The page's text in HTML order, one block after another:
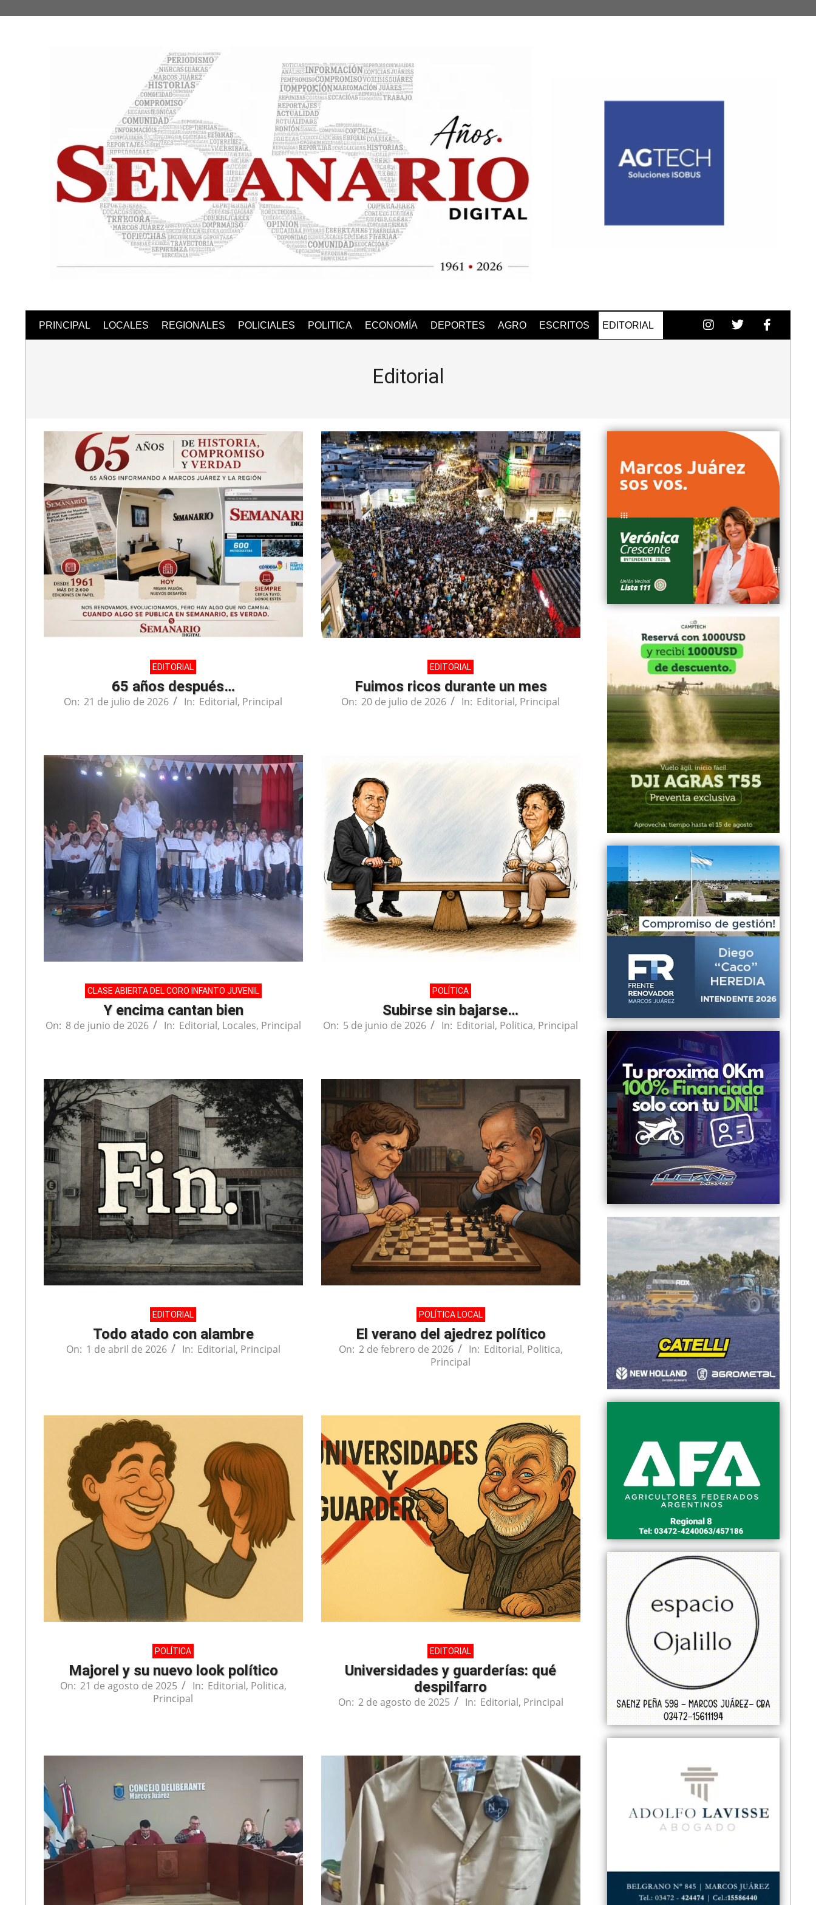
Semanario
Digital
PRINCIPAL LOCALES REGIONALES POLICIALES POLITICA ECONOMÍA DEPORTES AGRO ESCRITOS EDITORIAL
Editorial
EDITORIAL
65 años después…
On: 21 de julio de 2026 In: Editorial, Principal
EDITORIAL
Fuimos ricos durante un mes
On: 20 de julio de 2026 In: Editorial, Principal
CLASE ABIERTA DEL CORO INFANTO JUVENIL
Y encima cantan bien
On: 8 de junio de 2026 In: Editorial, Locales, Principal
POLÍTICA
Subirse sin bajarse…
On: 5 de junio de 2026 In: Editorial, Politica, Principal
EDITORIAL
Todo atado con alambre
On: 1 de abril de 2026 In: Editorial, Principal
POLÍTICA LOCAL
El verano del ajedrez político
On: 2 de febrero de 2026 In: Editorial, Politica,
Principal
POLÍTICA
Majorel y su nuevo look político
On: 21 de agosto de 2025 In: Editorial, Politica,
Principal
EDITORIAL
Universidades y guarderías: qué
despilfarro
On: 2 de agosto de 2025 In: Editorial, Principal